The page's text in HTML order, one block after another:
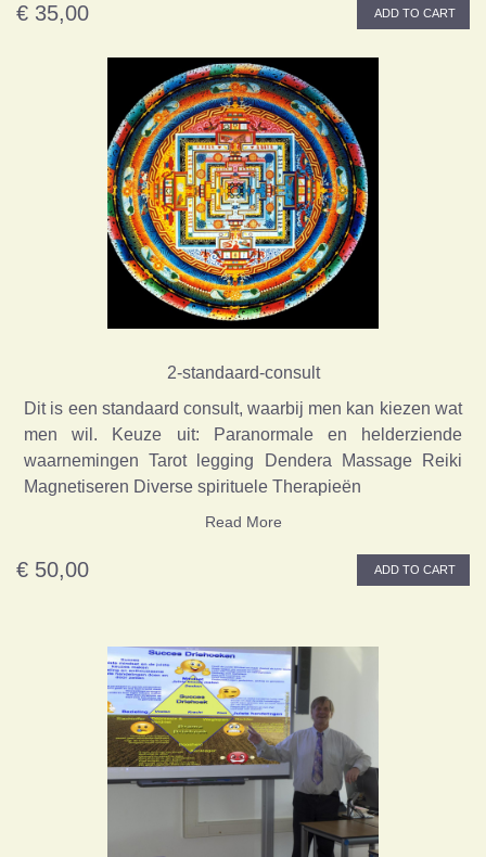
€ 35,00 ADD TO CART
2-standaard-consult
Dit is een standaard consult, waarbij men kan kiezen wat
men wil. Keuze uit: Paranormale en helderziende
waarnemingen Tarot legging Dendera Massage Reiki
Magnetiseren Diverse spirituele Therapieën
Read More
€ 50,00 ADD TO CART